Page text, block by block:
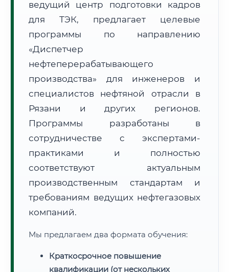
• Маршрут транзита:~2 724 км
📜 Документы и аккредитация ФИС ФРДО
ведущий центр подготовки кадров
для ТЭК, предлагает целевые
программы по направлению
«Диспетчер
нефтеперерабатывающего
производства» для инженеров и
специалистов нефтяной отрасли в
Рязани и других регионов.
Программы разработаны в
сотрудничестве с экспертами-
практиками и полностью
соответствуют актуальным
производственным стандартам и
требованиям ведущих нефтегазовых
компаний.
Мы предлагаем два формата обучения:
Краткосрочное повышение
квалификации (от нескольких